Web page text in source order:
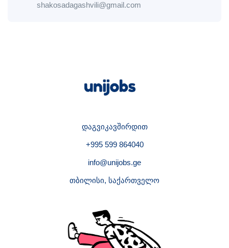
shakosadagashvili@gmail.com
დაგვიკავშირდით
+995 599 864040
info@unijobs.ge
თბილისი, საქართველო